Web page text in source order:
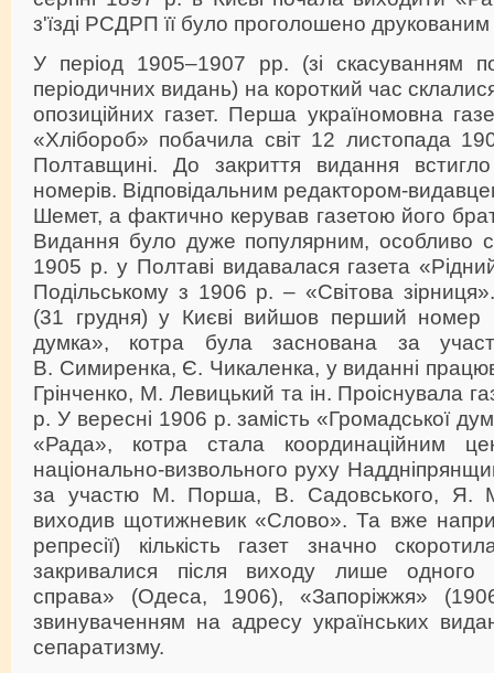
з'їзді РСДРП її було проголошено друкованим
У період 1905–1907 pp. (зі скасуванням
періодичних видань) на короткий час
опозиційних газет. Перша україномовна
«Хлібороб» побачила світ 12 листопада
Полтавщині. До закриття видання
номерів. Відповідальним редактором-
Шемет, а фактично керував газетою його
Видання було дуже популярним, особливо
1905 р. у Полтаві видавалася газета
Подільському з 1906 р. – «Світова
(31 грудня) у Києві вийшов перший номер
думка», котра була заснована за
В. Симиренка, Є. Чикаленка, у виданні
Грінченко, М. Левицький та ін. Проіснувала
р. У вересні 1906 р. замість «Громадської
«Рада», котра стала координаційним
національно-визвольного руху
за участю М. Порша, В. Садовського, Я.
виходив щотижневик «Слово». Та вже
репресії) кількість газет значно
закривалися після виходу лише
справа» (Одеса, 1906), «Запоріжжя»
звинуваченням на адресу українських
сепаратизму.